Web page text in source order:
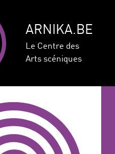
ARNIKA.BE
Le Centre des
Arts scéniques